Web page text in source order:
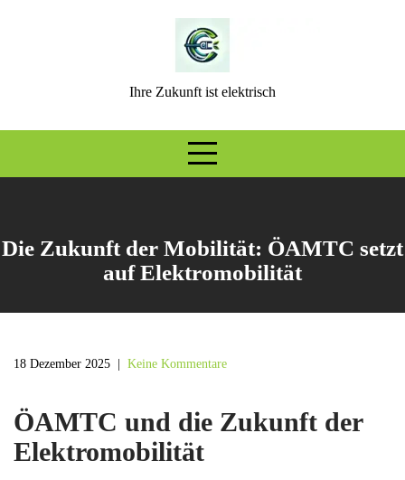
Ihre Zukunft ist elektrisch
Die Zukunft der Mobilität: ÖAMTC setzt
auf Elektromobilität
18 Dezember 2025 Keine Kommentare
ÖAMTC und die Zukunft der
Elektromobilität